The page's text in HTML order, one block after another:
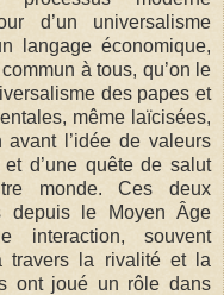
d’un universalisme
langage économique,
à tous, qu’on le
des papes et
même laïcisées,
avant l’idée de valeurs
d’une quête de salut
monde. Ces deux
depuis le Moyen Âge
interaction, souvent
travers la rivalité et la
ont joué un rôle dans